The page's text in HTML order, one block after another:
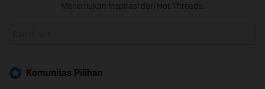
Menemukan inspirasi dari Hot Threads.
Komunitas Pilihan